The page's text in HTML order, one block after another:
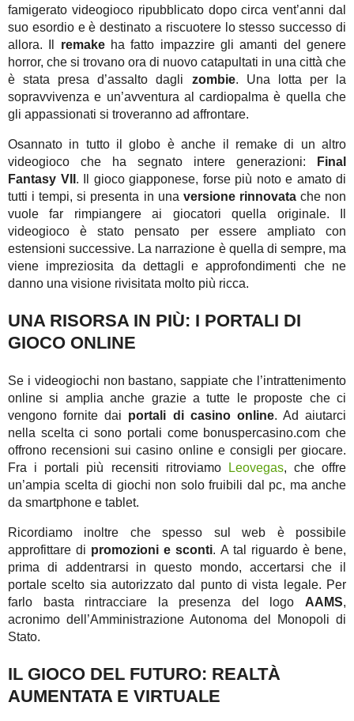
famigerato videogioco ripubblicato dopo circa vent’anni dal
suo esordio e è destinato a riscuotere lo stesso successo di
allora. Il remakeha fatto impazzire gli amanti del genere
horror, che si trovano ora di nuovo catapultati in una città che
è stata presa d’assalto dagli zombie. Una lotta per la
sopravvivenza e un’avventura al cardiopalma è quella che
gli appassionati si troveranno ad affrontare.
Osannato in tutto il globo è anche il remake di un altro
videogioco che ha segnato intere generazioni:
Final
Fantasy VII . Il gioco giapponese, forse più noto e amato di
tutti i tempi, si presenta in una versione rinnovatache non
vuole far rimpiangere ai giocatori quella originale. Il
videogioco è stato pensato per essere ampliato con
estensioni successive. La narrazione è quella di sempre, ma
viene impreziosita da dettagli e approfondimenti che ne
danno una visione rivisitata molto più ricca.
UNA RISORSA IN PIÙ: I PORTALI DI
GIOCO ONLINE
Se i videogiochi non bastano, sappiate che l’intrattenimento
online si amplia anche grazie a tutte le proposte che ci
vengono fornite dai portali di casino online. Ad aiutarci
nella scelta ci sono portali come bonuspercasino.com che
offrono recensioni sui casino online e consigli per giocare.
Fra i portali più recensiti ritroviamo
Leovegas, che offre
un’ampia scelta di giochi non solo fruibili dal pc, ma anche
da smartphone e tablet.
Ricordiamo inoltre che spesso sul web è possibile
approfittare di promozioni e sconti. A tal riguardo è bene,
prima di addentrarsi in questo mondo, accertarsi che il
portale scelto sia autorizzato dal punto di vista legale. Per
farlo basta rintracciare la presenza del logo AAMS,
acronimo dell’Amministrazione Autonoma del Monopoli di
Stato.
IL GIOCO DEL FUTURO: REALTÀ
AUMENTATA E VIRTUALE